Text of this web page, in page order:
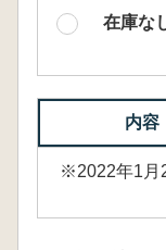
在庫な
内容
※2022年1月